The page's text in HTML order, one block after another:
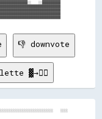
░░██████████
👎 downvote
▓→✊🏽
░░░░